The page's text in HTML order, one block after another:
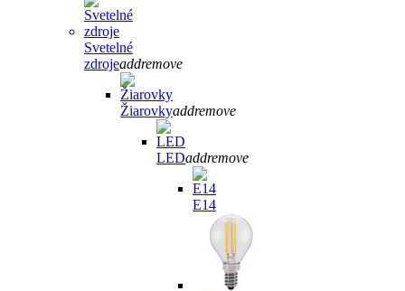
Svetelné
zdrojeaddremove
Žiarovkyaddremove
LEDaddremove
E14